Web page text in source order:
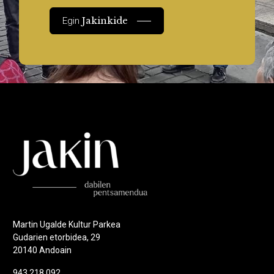
EginJakinkide
Martin Ugalde Kultur Parkea
Gudarien etorbidea, 29
20140 Andoain